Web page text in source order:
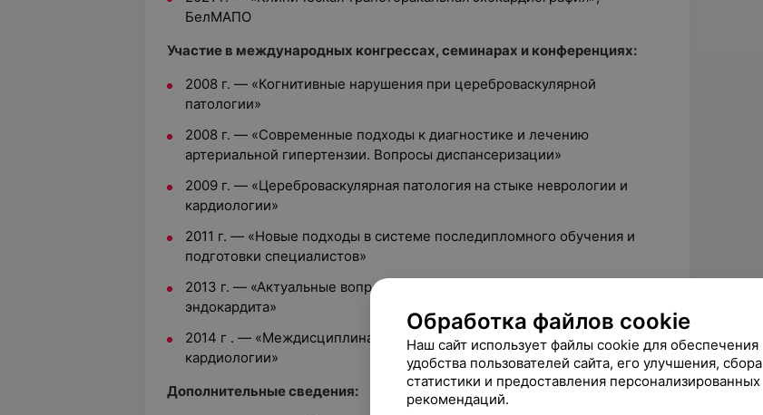
БелМАПО
Участие в международных конгрессах, семинарах и конференциях:
2008 г. — «Когнитивные нарушения при цереброваскулярной
патологии»
2008 г. — «Современные подходы к диагностике и лечению
артериальной гипертензии. Вопросы диспансеризации»
2009 г. — «Цереброваскулярная патология на стыке неврологии и
кардиологии»
2011 г. — «Новые подходы в системе последипломного обучения и
подготовки специалистов»
2013 г. — «Актуальные вопросы диагностики и лечения инфекционного
эндокардита»
2014 г . — «Междисциплинарные проблемы клинической
кардиологии»
Дополнительные сведения:
Обработка файлов cookie
Наш сайт использует файлы cookie для обеспечения
удобства пользователей сайта, его улучшения, сбора
статистики и предоставления персонализированных
рекомендаций.